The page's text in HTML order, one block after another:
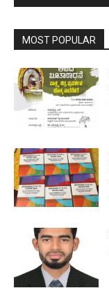
MOST POPULAR